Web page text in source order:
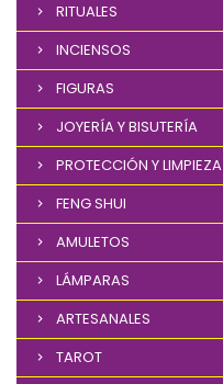
RITUALES
INCIENSOS
FIGURAS
JOYERÍA Y BISUTERÍA
PROTECCIÓN Y LIMPIEZA
FENG SHUI
AMULETOS
LÁMPARAS
ARTESANALES
TAROT